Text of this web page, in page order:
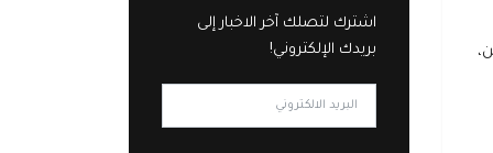
اشترك لتصلك آخر الاخبار إلى
بريدك الإلكتروني!